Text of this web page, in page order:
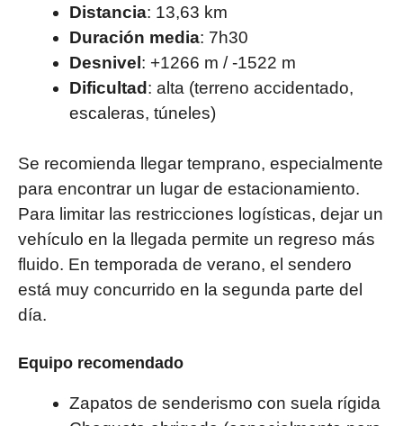
Distancia: 13,63 km
Duración media: 7h30
Desnivel: +1266 m / -1522 m
Dificultad: alta (terreno accidentado,
escaleras, túneles)
Se recomienda llegar temprano, especialmente
para encontrar un lugar de estacionamiento.
Para limitar las restricciones logísticas, dejar un
vehículo en la llegada permite un regreso más
fluido. En temporada de verano, el sendero
está muy concurrido en la segunda parte del
día.
Equipo recomendado
Zapatos de senderismo con suela rígida